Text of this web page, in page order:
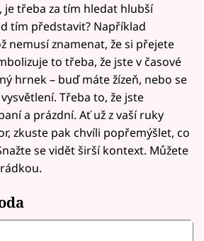
třeba za tím hledat hlubší
tím představit? Například
nemusí znamenat, že si přejete
to třeba, že jste v časové
hrnek – buď máte žízeň, nebo se
Třeba to, že jste
a prázdní. Ať už z vaší ruky
zkuste pak chvíli popřemýšlet, co
se vidět širší kontext. Můžete